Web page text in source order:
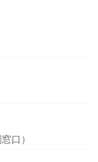
口）